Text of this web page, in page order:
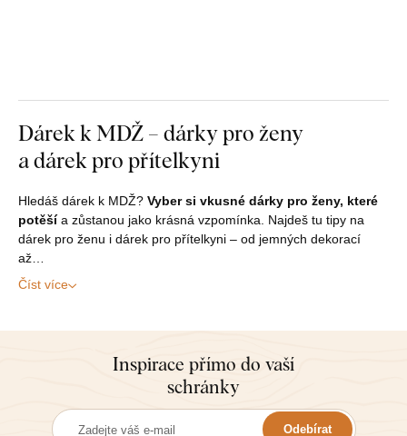
Dárek k MDŽ – dárky pro ženy
a dárek pro přítelkyni
Hledáš dárek k MDŽ? Vyber si vkusné dárky pro ženy, které
potěšía zůstanou jako krásná vzpomínka. Najdeš tu tipy na
dárek pro ženu i dárek pro přítelkyni – od jemných dekorací
až…
Číst více
Inspirace přímo do vaší
schránky
Odebírat